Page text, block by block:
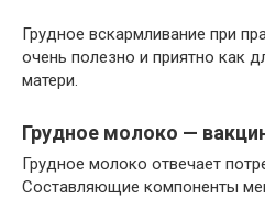
Грудное вскармливание при
очень полезно и приятно как
матери.
Грудное молоко —
Грудное молоко отвечает
Составляющие компоненты